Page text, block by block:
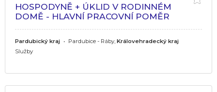
HOSPODYNĚ + ÚKLID V RODINNÉM
DOMĚ - HLAVNÍ PRACOVNÍ POMĚR
Pardubický kraj • Pardubice - Ráby, Královehradecký kraj
Služby